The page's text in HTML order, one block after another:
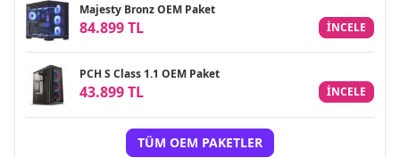
Majesty Bronz OEM Paket
84.899 TL INCELE
PCH S Class 1.1 OEM Paket
43.899 TL INCELE
TÜM OEM PAKETLER